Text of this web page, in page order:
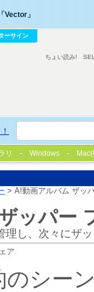
Vector」
ーサイン
ちょい読み!
リ Windows
> A!動画アルバム ザッ
ッパー
理し、次々にザ
ア
のシー